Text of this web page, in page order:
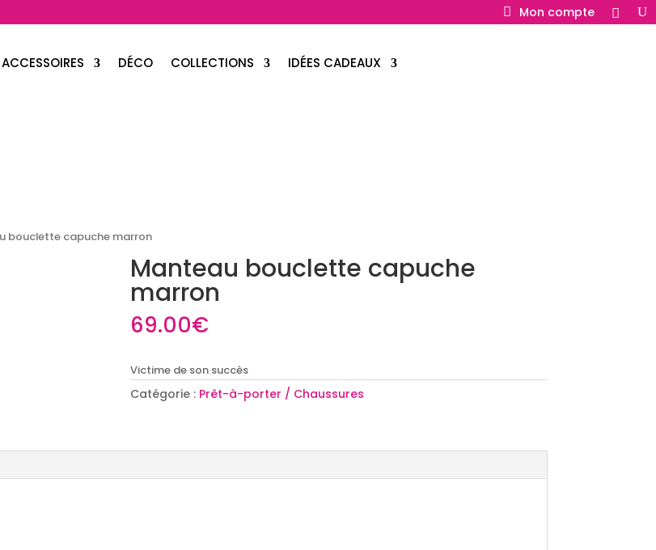
Mon compte
ACCESSOIRES DÉCO COLLECTIONS IDÉES CADEAUX
bouclette capuche marron
Manteau bouclette capuche
marron
69.00€
Victime de son succès
Catégorie : Prêt-à-porter / Chaussures